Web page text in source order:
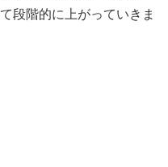
段階的に上がっていきま